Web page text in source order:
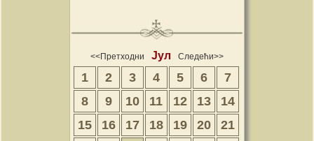
<<Претходни Јул Следећи>>
1 2 3 4 5 6
7
8
9 10 11 12 13
14
15
16 17 18 19 20
21